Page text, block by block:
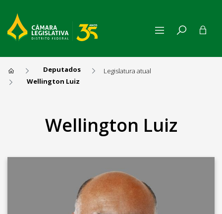
Deputados
Legislatura atual
Wellington Luiz
Wellington Luiz